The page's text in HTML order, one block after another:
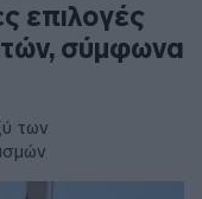
επιλογές
σύμφωνα
των